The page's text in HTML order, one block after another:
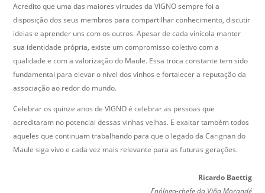
Acredito que uma das maiores virtudes da VIGNO sempre foi a
disposição dos seus membros para compartilhar conhecimento, discutir
ideias e aprender uns com os outros. Apesar de cada vinícola manter
sua identidade própria, existe um compromisso coletivo com a
qualidade e com a valorização do Maule. Essa troca constante tem sido
fundamental para elevar o nível dos vinhos e fortalecer a reputação da
associação ao redor do mundo.
Celebrar os quinze anos de VIGNO é celebrar as pessoas que
acreditaram no potencial dessas vinhas velhas. E exaltar também todos
aqueles que continuam trabalhando para que o legado da Carignan do
Maule siga vivo e cada vez mais relevante para as futuras gerações.
Ricardo Baettig
Enólogo-chefe da Viña Morandé